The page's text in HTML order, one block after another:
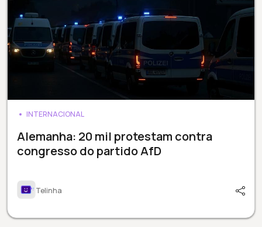
INTERNACIONAL
Alemanha: 20 mil protestam contra
congresso do partido AfD
Telinha